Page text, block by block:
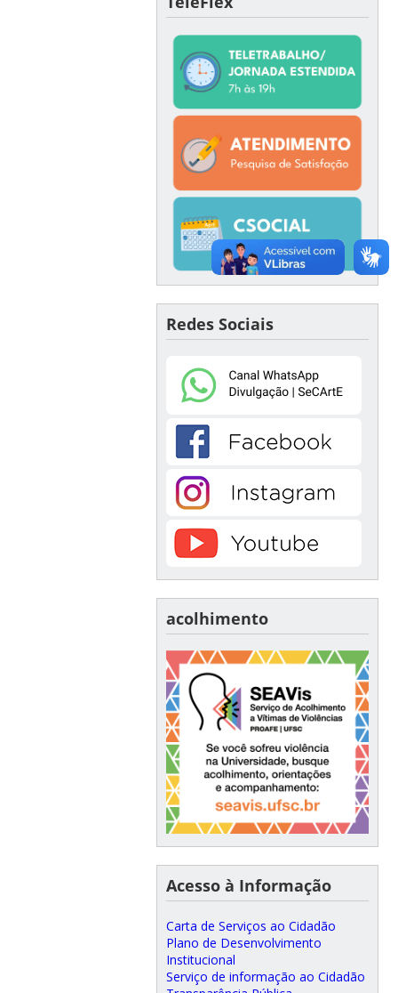
Redes Sociais
acolhimento
Acesso à Informação
Carta de Serviços ao Cidadão
Plano de Desenvolvimento
Institucional
Serviço de informação ao Cidadão